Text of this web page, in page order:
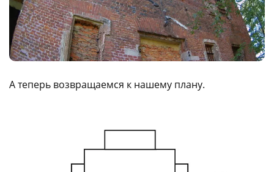
А теперь возвращаемся к нашему плану.